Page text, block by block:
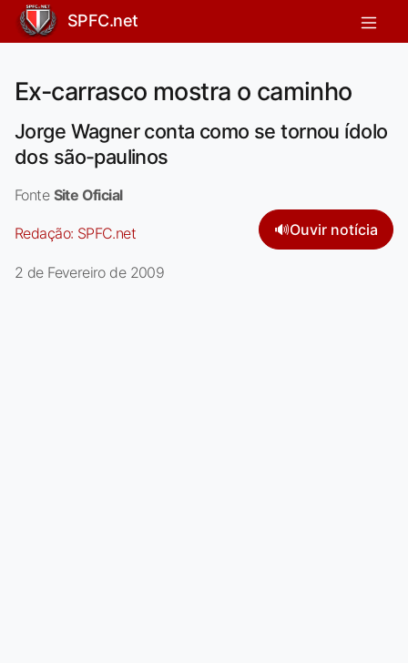
SPFC.net
Ex-carrasco mostra o caminho
Jorge Wagner conta como se tornou ídolo
dos são-paulinos
Fonte Site Oficial
Redação: SPFC.net 🔊Ouvir notícia
2 de Fevereiro de 2009